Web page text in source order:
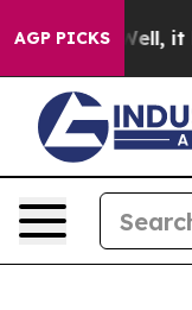
AGP PICKS
Well, it Didn’t